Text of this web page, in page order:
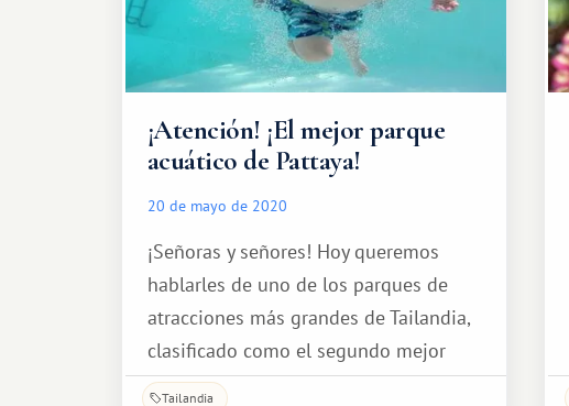
¡Atención! ¡El mejor parque
acuático de Pattaya!
20 de mayo de 2020
¡Señoras y señores! Hoy queremos
hablarles de uno de los parques de
atracciones más grandes de Tailandia,
clasificado como el segundo mejor
parque acuático de Asia según los
Tailandia